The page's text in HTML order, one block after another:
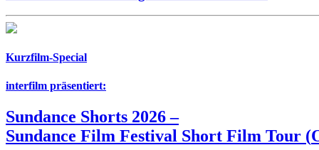
Kurzfilm-Special
interfilm präsentiert:
Sundance Shorts 2026–
Sundance Film Festival Short Film Tour (